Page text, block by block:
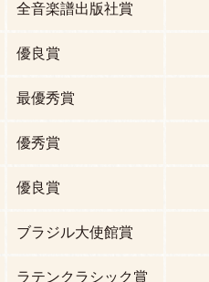
全音楽譜出版社賞
優良賞
最優秀賞
優秀賞
優良賞
ブラジル大使館賞
ラテンクラシック賞